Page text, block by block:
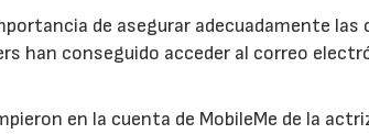
de asegurar adecuadamente las
han conseguido acceder al correo
en la cuenta de MobileMe de la